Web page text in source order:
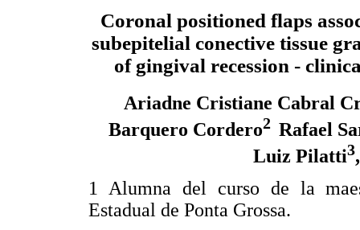
Coronal positioned flaps
subepitelial conective tissue
of gingival recession -
Ariadne Cristiane Cabral
Barquero Cordero2 Rafael
Luiz Pilatti3
1 Alumna del curso de la
Estadual de Ponta Grossa.